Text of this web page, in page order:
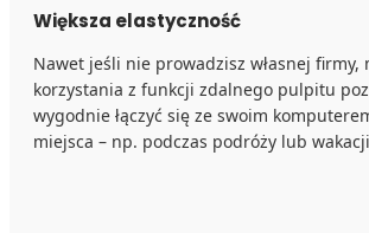
Większa elastyczność
Nawet jeśli nie prowadzisz własnej firmy,
korzystania z funkcji zdalnego pulpitu
wygodnie łączyć się ze swoim
miejsca – np. podczas podróży lub